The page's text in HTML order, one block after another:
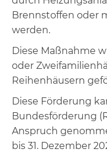
Brennstoffen oder
werden.
Diese Maßnahme
oder
Reihenhäusern
Diese Förderung
Bundesförderung
Anspruch
bis 31. Dezember